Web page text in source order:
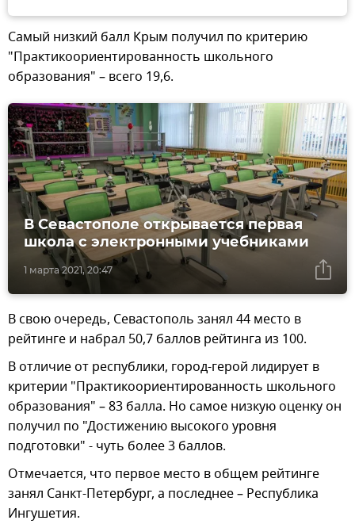
Самый низкий балл Крым получил по критерию
"Практикоориентированность школьного
образования" – всего 19,6.
1 марта 2021, 20:47
В Севастополе открывается первая
школа с электронными учебниками
В свою очередь, Севастополь занял 44 место в
рейтинге и набрал 50,7 баллов рейтинга из 100.
В отличие от республики, город-герой лидирует в
критерии "Практикоориентированность школьного
образования" – 83 балла. Но самое низкую оценку он
получил по "Достижению высокого уровня
подготовки" - чуть более 3 баллов.
Отмечается, что первое место в общем рейтинге
занял Санкт-Петербург, а последнее – Республика
Ингушетия.